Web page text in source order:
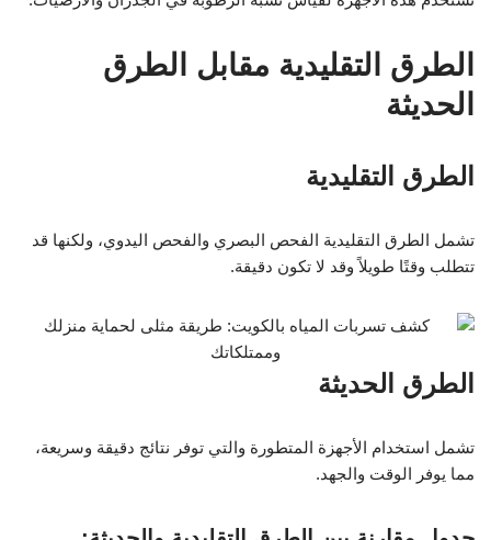
الطرق التقليدية مقابل الطرق
الحديثة
الطرق التقليدية
تشمل الطرق التقليدية الفحص البصري والفحص اليدوي، ولكنها قد
تتطلب وقتًا طويلاً وقد لا تكون دقيقة.
الطرق الحديثة
تشمل استخدام الأجهزة المتطورة والتي توفر نتائج دقيقة وسريعة،
مما يوفر الوقت والجهد.